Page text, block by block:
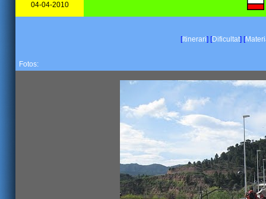
04-04-2010
[Itinerari] [Dificultat] [
Fotos: